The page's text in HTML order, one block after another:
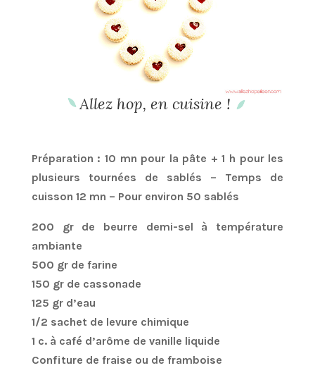
Allez hop, en cuisine !
Préparation : 10 mn pour la pâte + 1 h pour les
plusieurs tournées de sablés – Temps de
cuisson 12 mn – Pour environ 50 sablés
200 gr de beurre demi-sel à température
ambiante
500 gr de farine
150 gr de cassonade
125 gr d’eau
1/2 sachet de levure chimique
1 c. à café d’arôme de vanille liquide
Confiture de fraise ou de framboise